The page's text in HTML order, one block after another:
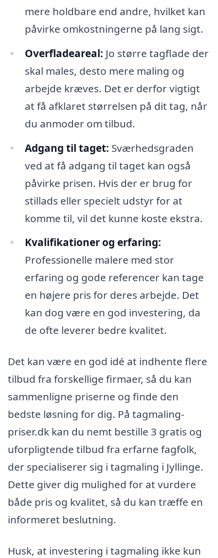
mere holdbare end andre, hvilket kan
påvirke omkostningerne på lang sigt.
Overfladeareal: Jo større tagflade der
skal males, desto mere maling og
arbejde kræves. Det er derfor vigtigt
at få afklaret størrelsen på dit tag, når
du anmoder om tilbud.
Adgang til taget: Sværhedsgraden
ved at få adgang til taget kan også
påvirke prisen. Hvis der er brug for
stillads eller specielt udstyr for at
komme til, vil det kunne koste ekstra.
Kvalifikationer og erfaring:
Professionelle malere med stor
erfaring og gode referencer kan tage
en højere pris for deres arbejde. Det
kan dog være en god investering, da
de ofte leverer bedre kvalitet.
Det kan være en god idé at indhente flere
tilbud fra forskellige firmaer, så du kan
sammenligne priserne og finde den
bedste løsning for dig. På tagmaling-
priser.dk kan du nemt bestille 3 gratis og
uforpligtende tilbud fra erfarne fagfolk,
der specialiserer sig i tagmaling i Jyllinge.
Dette giver dig mulighed for at vurdere
både pris og kvalitet, så du kan træffe en
informeret beslutning.
Husk, at investering i tagmaling ikke kun